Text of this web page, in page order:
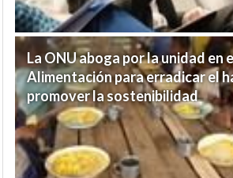
La ONU aboga por la unidad en
Alimentación para erradicar el
promover la sostenibilidad